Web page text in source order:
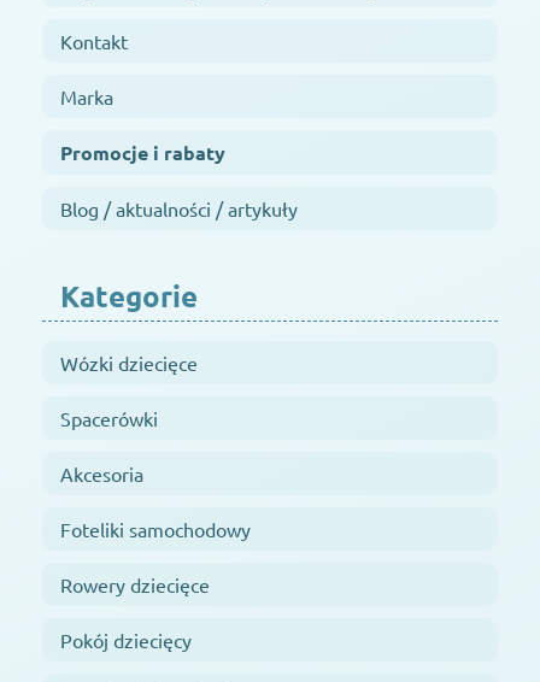
Kontakt
Marka
Promocje i rabaty
Blog / aktualności / artykuły
Kategorie
Wózki dziecięce
Spacerówki
Akcesoria
Foteliki samochodowy
Rowery dziecięce
Pokój dziecięcy